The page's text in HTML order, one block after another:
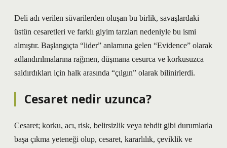
Deli adı verilen süvarilerden oluşan bu birlik, savaşlardaki
üstün cesaretleri ve farklı giyim tarzları nedeniyle bu ismi
almıştır. Başlangıçta “lider” anlamına gelen “Evidence” olarak
adlandırılmalarına rağmen, düşmana cesurca ve korkusuzca
saldırdıkları için halk arasında “çılgın” olarak bilinirlerdi.
Cesaret nedir uzunca?
Cesaret; korku, acı, risk, belirsizlik veya tehdit gibi durumlarla
başa çıkma yeteneği olup, cesaret, kararlılık, çeviklik ve